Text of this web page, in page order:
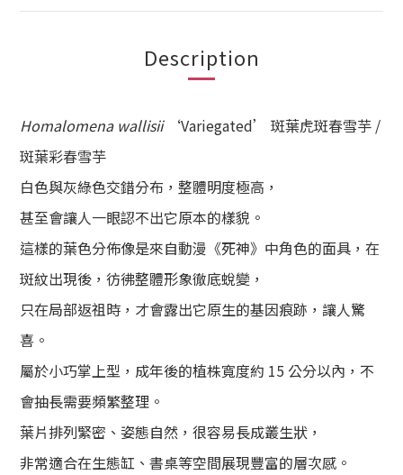
Description
Homalomena wallisii ‘Variegated’ 斑葉虎斑春雪芋 /
斑葉彩春雪芋
白色與灰綠色交錯分布 ，整體明度極高，
甚至會讓人一眼認不出它原本的樣貌。
這樣的葉色分佈像是來自動漫《死神》中角色的面具，在
斑紋出現後，彷彿整體形象徹底蛻變，
只在局部返祖時，才會露出它原生的基因痕跡，讓人驚
喜。
屬於小巧掌上型 ，成年後的植株寬度約 15 公分以內 ，不
會抽長需要頻繁整理。
葉片排列緊密、姿態自然，很容易長成叢生狀 ，
非常適合在生態缸、書桌等空間展現豐富的層次感。